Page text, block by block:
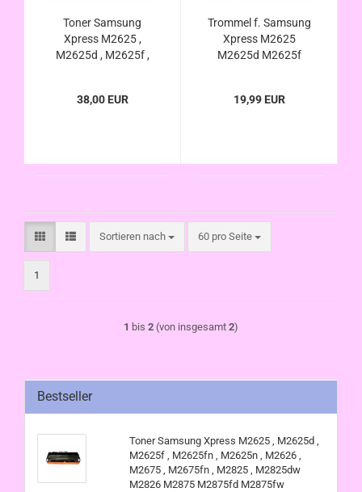
Toner Samsung
Xpress M2625 ,
M2625d , M2625f ,
M2675fn , M2825 ,
38,00 EUR
Trommel f. Samsung
Xpress M2625
M2625d M2625f
M2675fn M2825
19,99 EUR
Sortieren nach
Sortieren nach 60 pro Seite
pro Seite
1
1 bis 2 (von insgesamt 2)
Bestseller
Toner Samsung Xpress M2625 , M2625d ,
M2625f , M2625fn , M2625n , M2626 ,
M2675 , M2675fn , M2825 , M2825dw
M2826 M2875 M2875fd M2875fw